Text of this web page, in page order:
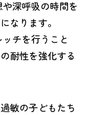
深呼吸の時間を
なります。
チを行うこと
耐性を強化する
敏の子どもたち